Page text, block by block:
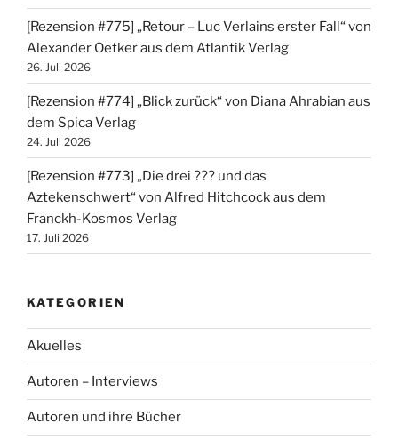
[Rezension #775] „Retour – Luc Verlains erster Fall“ von
Alexander Oetker aus dem Atlantik Verlag
26. Juli 2026
[Rezension #774] „Blick zurück“ von Diana Ahrabian aus
dem Spica Verlag
24. Juli 2026
[Rezension #773] „Die drei ??? und das
Aztekenschwert“ von Alfred Hitchcock aus dem
Franckh-Kosmos Verlag
17. Juli 2026
KATEGORIEN
Akuelles
Autoren – Interviews
Autoren und ihre Bücher